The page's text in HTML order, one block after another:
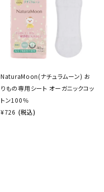
NaturaMoon(ナチュラムーン) お
りもの専用シート オーガニックコッ
トン100％
¥726 (税込)